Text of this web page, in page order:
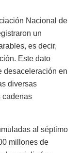
Nacional de
un
es decir,
Este dato
desaceleración en
diversas
cadenas
al séptimo
millones de